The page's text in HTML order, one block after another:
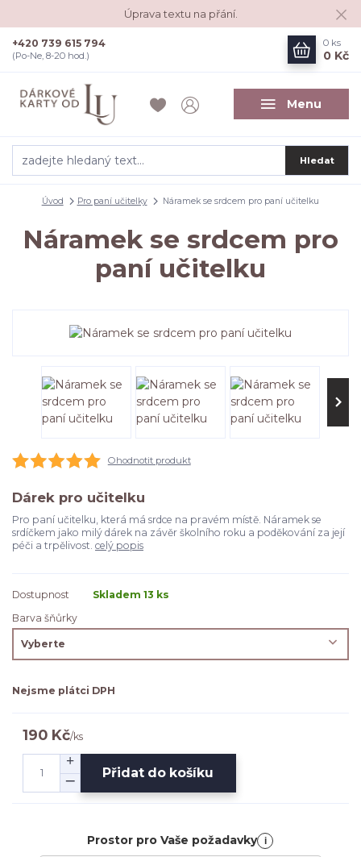
Úprava textu na přání.
Menu
Hledat
+420 739 615 794
(Po-Ne, 8-20 hod.)
0 ks
0 Kč
Úvod Pro paní učitelky Náramek se srdcem pro paní učitelku
Náramek se srdcem pro
paní učitelku
Ohodnotit produkt
Dárek pro učitelku
Pro paní učitelku, která má srdce na pravém místě. Náramek se
srdíčkem jako milý dárek na závěr školního roku a poděkování za její
péči a trpělivost. celý popis
Dostupnost
Skladem 13 ks
Barva šňůrky
Nejsme plátci DPH
190 Kč/ks
Přidat do košíku
Prostor pro Vaše požadavky i